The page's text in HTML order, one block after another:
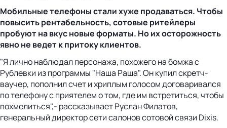
Мобильные телефоны стали хуже продаваться. Чтобы
повысить рентабельность, сотовые ритейлеры
пробуют на вкус новые форматы. Но их осторожность
явно не ведет к притоку клиентов.
"Я лично наблюдал персонажа, похожего на бомжа с
Рублевки из программы "Наша Раша". Он купил скретч-
ваучер, пополнил счет и хриплым голосом договаривался
по телефону с приятелем о том, где им встретиться, чтобы
похмелиться",- рассказывает Руслан Филатов,
генеральный директор сети салонов сотовой связи Dixis.